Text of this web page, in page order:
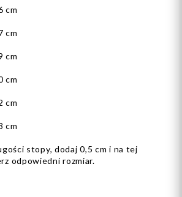
cm
cm
cm
cm
cm
cm
stopy, dodaj 0,5 cm i na tej
odpowiedni rozmiar.